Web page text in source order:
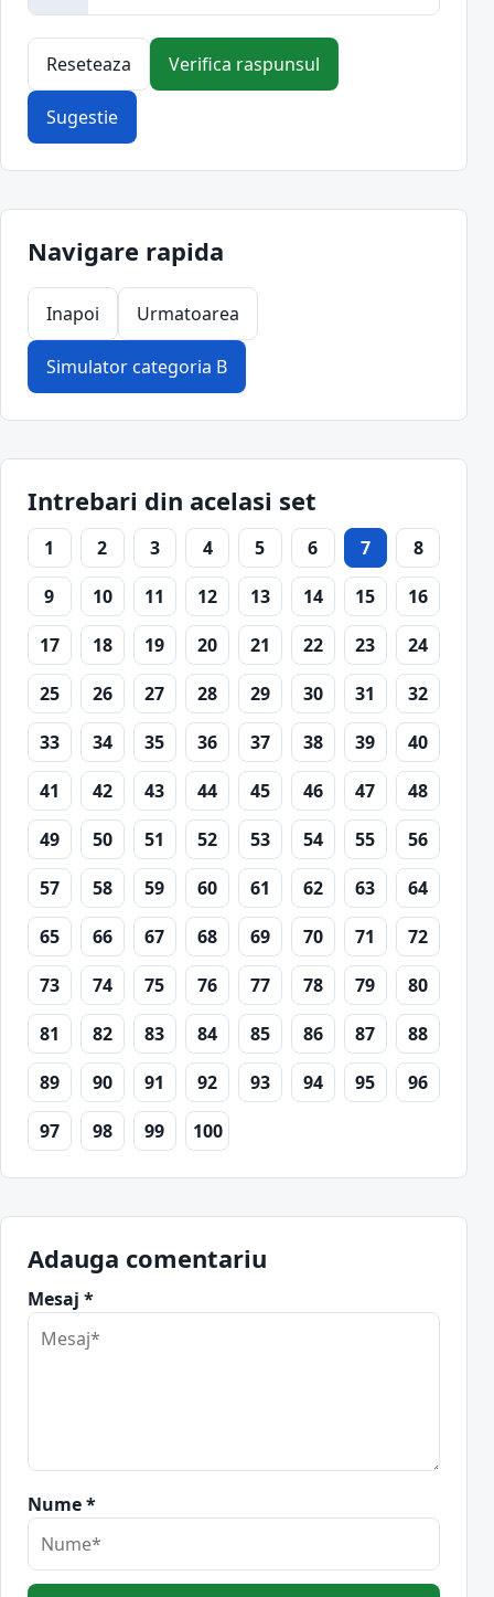
Reseteaza Verifica raspunsul
Sugestie
Navigare rapida
Inapoi Urmatoarea
Simulator categoria B
Intrebari din acelasi set
1 2 3 4 5 6 7
8
9
10 11 12 13 14 15
16
17
18 19 20 21 22 23
24
25
26 27 28 29 30 31
32
33
34 35 36 37 38 39
40
41
42 43 44 45 46 47
48
49
50 51 52 53 54 55
56
57
58 59 60 61 62 63
64
65
66 67 68 69 70 71
72
73
74 75 76 77 78 79
80
81
82 83 84 85 86 87
88
89
90 91 92 93 94 95
96
97
98 99 100
Adauga comentariu
Mesaj *
Nume *